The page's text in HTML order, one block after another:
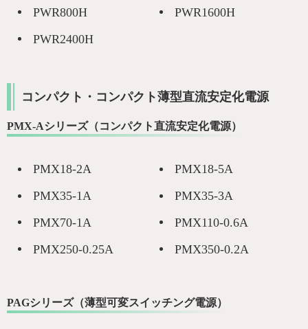
PWR800H
PWR1600H
PWR2400H
コンパクト・コンパクト薄型直流安定化電源
PMX-Aシリーズ（コンパクト直流安定化電源）
PMX18-2A
PMX18-5A
PMX35-1A
PMX35-3A
PMX70-1A
PMX110-0.6A
PMX250-0.25A
PMX350-0.2A
PAGシリーズ（薄型可変スイッチング電源）